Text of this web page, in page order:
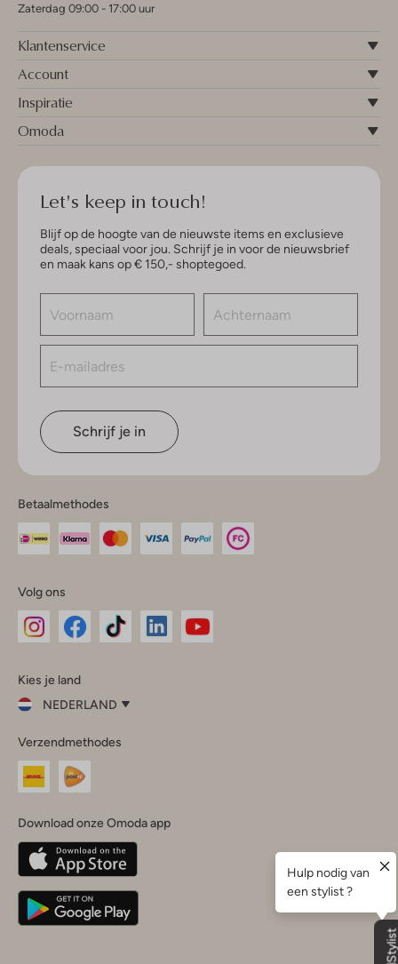
Zaterdag 09:00 - 17:00 uur
Klantenservice
Account
Inspiratie
Omoda
Let's keep in touch!
Blijf op de hoogte van de nieuwste items en exclusieve
deals, speciaal voor jou. Schrijf je in voor de nieuwsbrief
en maak kans op € 150,- shoptegoed.
Schrijf je in
Betaalmethodes
Volg ons
InstagramFacebook
Kies je land
NEDERLAND
je
land
Nederland
Belgique(Français)
Deutschland
Verzendmethodes
Download onze Omoda app